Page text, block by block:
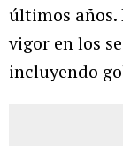
últimos años.
vigor en los
incluyendo